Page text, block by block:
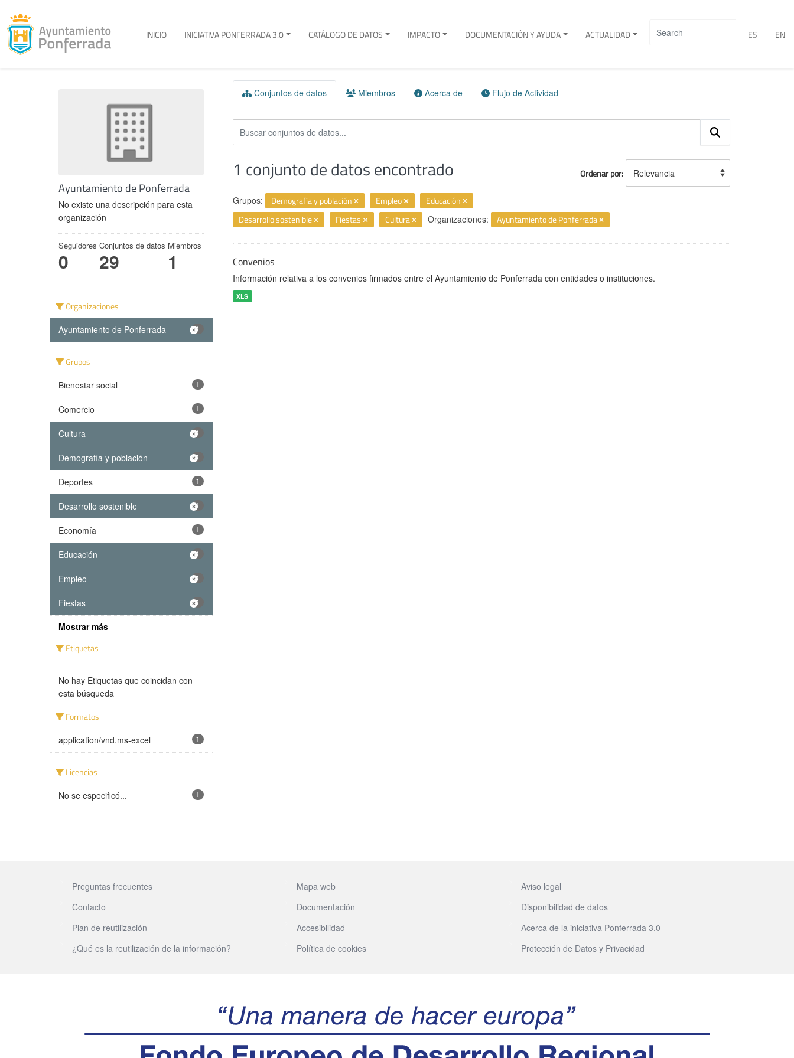
ES EN
INICIO INICIATIVA PONFERRADA 3.0 CATÁLOGO DE DATOS IMPACTO DOCUMENTACIÓN Y AYUDA ACTUALIDAD
Ayuntamiento de Ponferrada
No existe una descripción para esta
organización
Seguidores
0
Conjuntos de datos
29
Miembros
1
Organizaciones
Ayuntamiento de Ponferrada 1
Grupos
Bienestar social 1
Comercio 1
Cultura 1
Demografía y población 1
Deportes 1
Desarrollo sostenible 1
Economía 1
Educación 1
Empleo 1
Fiestas 1
Mostrar más
Etiquetas
No hay Etiquetas que coincidan con
esta búsqueda
Formatos
application/vnd.ms-excel 1
Licencias
No se especificó... 1
Conjuntos de datos Miembros Acerca de Flujo de Actividad
Ordenar por
1 conjunto de datos encontrado
Grupos: Demografía y población Empleo
Educación
Desarrollo sostenible
Fiestas Cultura Organizaciones: Ayuntamiento de Ponferrada
Convenios
Información relativa a los convenios firmados entre el Ayuntamiento de Ponferrada con entidades o instituciones.
XLS
Preguntas frecuentes Mapa web
Aviso legal
Contacto
Documentación
Disponibilidad de datos
Plan de reutilización
Accesibilidad
Acerca de la iniciativa Ponferrada 3.0
¿Qué es la reutilización de la información?
Política de cookies Protección de Datos y Privacidad